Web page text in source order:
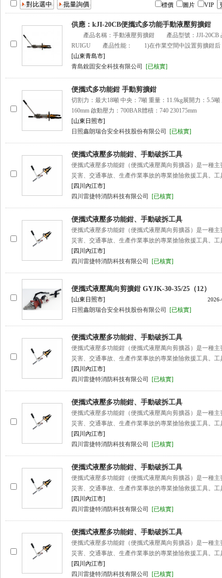
標價 圖片 VIP
供應：kJI-20CB便攜式多功能手動液壓剪擴鉗
產品名稱：手動液壓剪擴鉗 產品型號：JJI-20CB
RUIGU 產品性能： 1)在作業空間中設置剪擴鉗后
[山東青島市]
青島銳固安全科技有限公司
[已核實]
便攜式多功能鉗 手動剪擴鉗
切割力：最大18噸 中央：7噸 重量：11.9kg展開力：5.5
160mm 啟動壓力：700BAR體積：740 230175mm
[山東日照市]
日照鑫朗瑞合安全科技股份有限公司
[已核實]
便攜式液壓多功能鉗、手動破拆工具
便攜式液壓多功能鉗（便攜式液壓萬向剪擴器）是一種主
災害、交通事故、生產作業事故的專業搶險救援工具。工
[四川內江市]
四川雷捷特消防科技有限公司
[已核實]
便攜式液壓多功能鉗、手動破拆工具
便攜式液壓多功能鉗（便攜式液壓萬向剪擴器）是一種主
災害、交通事故、生產作業事故的專業搶險救援工具。工
[四川內江市]
四川雷捷特消防科技有限公司
[已核實]
便攜式液壓萬向剪擴鉗 GYJK-30-35/25（12）
[山東日照市]
日照鑫朗瑞合安全科技股份有限公司
[已核實]
便攜式液壓多功能鉗、手動破拆工具
便攜式液壓多功能鉗（便攜式液壓萬向剪擴器）是一種主
災害、交通事故、生產作業事故的專業搶險救援工具。工
[四川內江市]
四川雷捷特消防科技有限公司
[已核實]
便攜式液壓多功能鉗、手動破拆工具
便攜式液壓多功能鉗（便攜式液壓萬向剪擴器）是一種主
災害、交通事故、生產作業事故的專業搶險救援工具。工
[四川內江市]
四川雷捷特消防科技有限公司
[已核實]
便攜式液壓多功能鉗、手動破拆工具
便攜式液壓多功能鉗（便攜式液壓萬向剪擴器）是一種主
災害、交通事故、生產作業事故的專業搶險救援工具。工
[四川內江市]
四川雷捷特消防科技有限公司
[已核實]
便攜式液壓多功能鉗、手動破拆工具
便攜式液壓多功能鉗（便攜式液壓萬向剪擴器）是一種主
災害、交通事故、生產作業事故的專業搶險救援工具。工
[四川內江市]
四川雷捷特消防科技有限公司
[已核實]